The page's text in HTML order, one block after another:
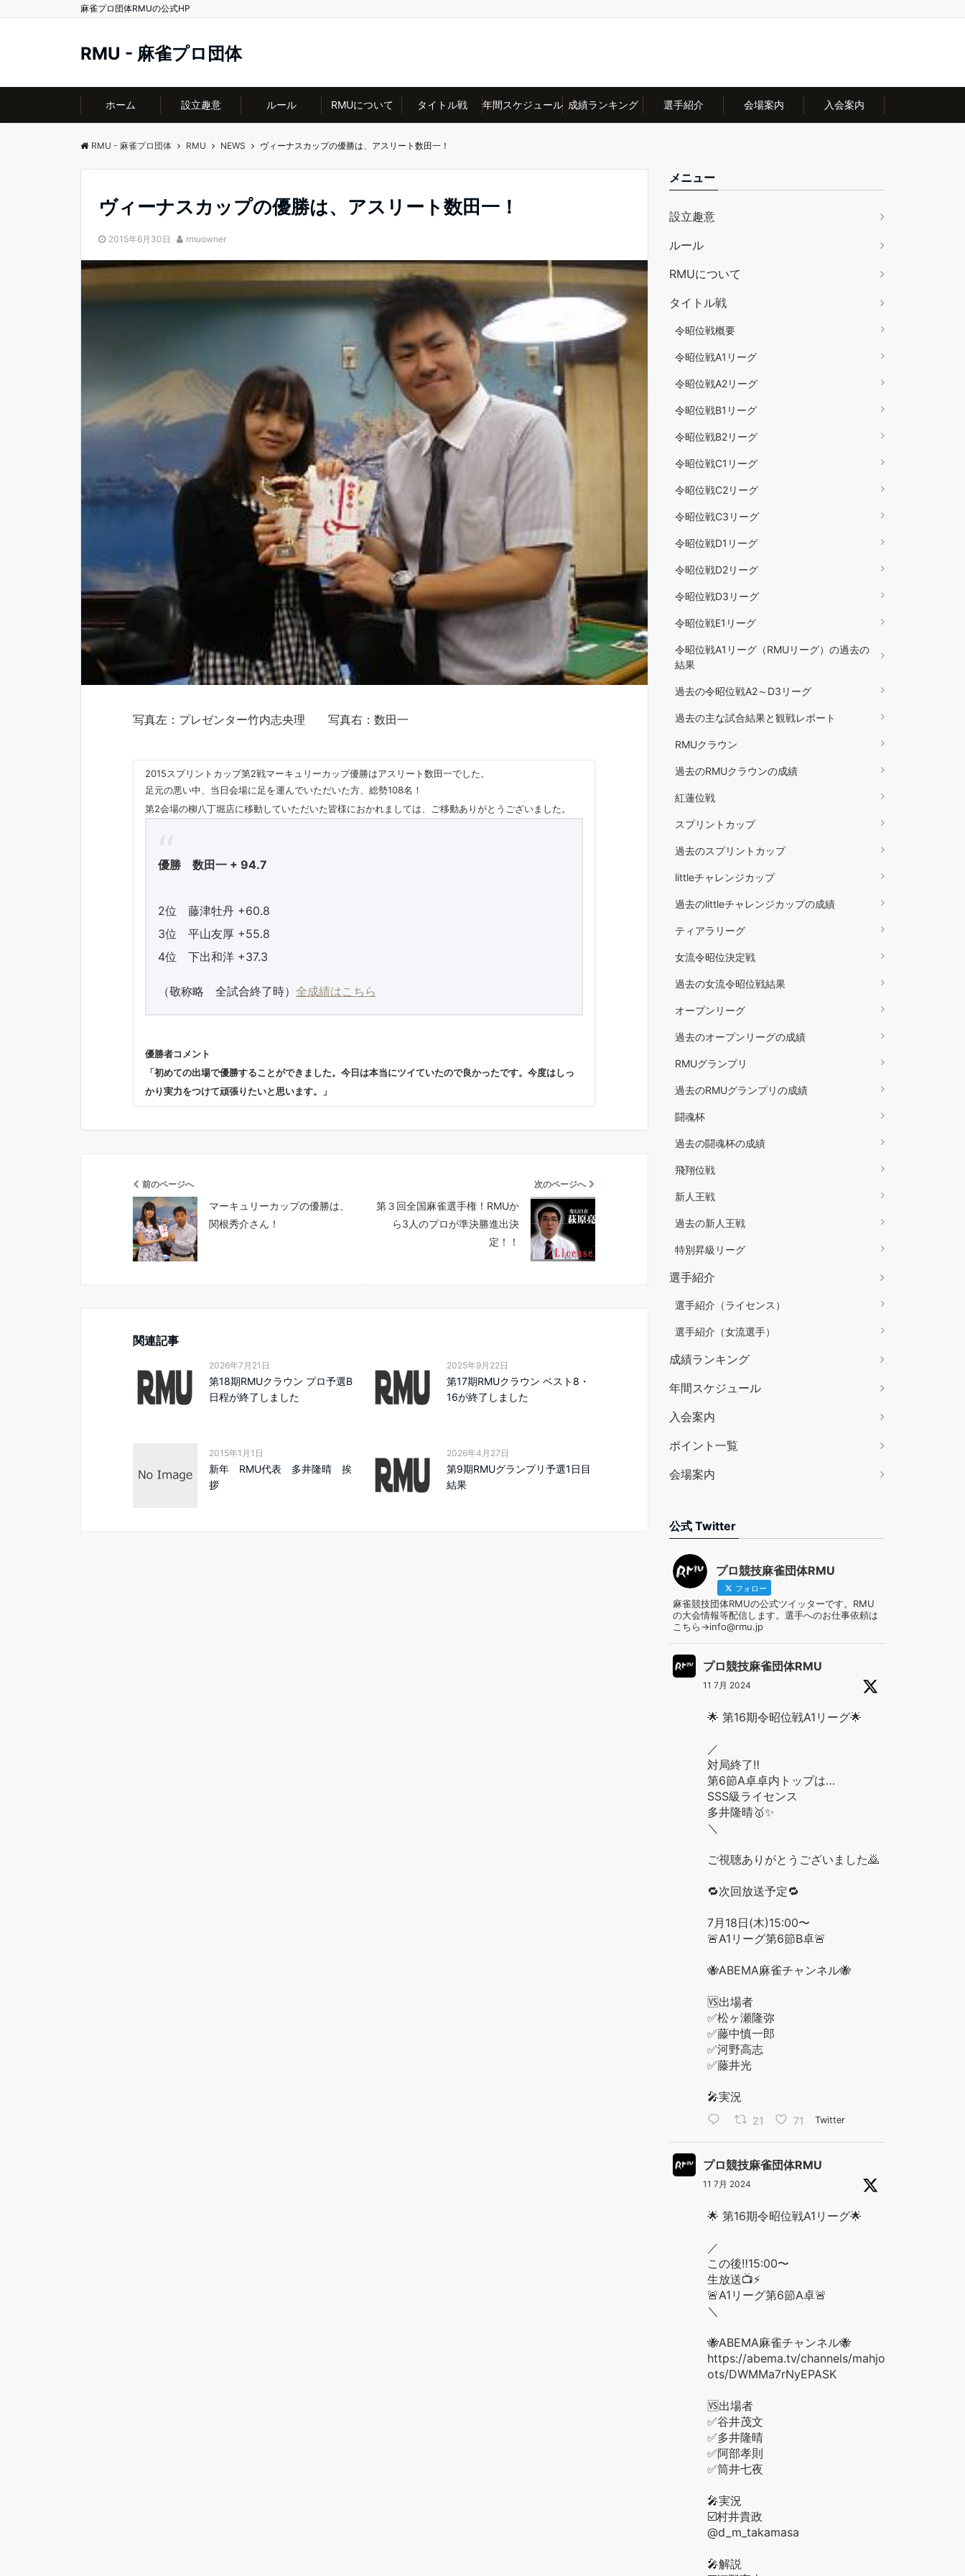
麻雀プロ団体RMUの公式HP
RMU - 麻雀プロ団体
ホーム 設立趣意 ルール RMUについて タイトル戦 年間スケジュール 成績ランキング 選手紹介 会場案内 入会案内
RMU - 麻雀プロ団体 RMU NEWS ヴィーナスカップの優勝は、アスリート数田一！
ヴィーナスカップの優勝は、アスリート数田一！
2015年6月30日 rmuowner
写真左：プレゼンター竹内志央理 写真右：数田一
2015スプリントカップ第2戦マーキュリーカップ優勝はアスリート数田一でした。
足元の悪い中、当日会場に足を運んでいただいた方、総勢108名！
第2会場の柳八丁堀店に移動していただいた皆様におかれましては、ご移動ありがとうございました。
優勝 数田一 + 94.7
2位 藤津牡丹 +60.8
3位 平山友厚 +55.8
4位 下出和洋 +37.3
（敬称略 全試合終了時） 全成績はこちら
優勝者コメント
「初めての出場で優勝することができました。今日は本当にツイていたので良かったです。今度はしっ
かり実力をつけて頑張りたいと思います。」
前のページへ
マーキュリーカップの優勝は、
関根秀介さん！
次のページへ
第３回全国麻雀選手権！RMUか
ら3人のプロが準決勝進出決
定！！
関連記事
2026年7月21日
第18期RMUクラウン プロ予選B
日程が終了しました
2025年9月22日
第17期RMUクラウン ベスト8・
16が終了しました
2015年1月1日
新年 RMU代表 多井隆晴 挨
拶
2026年4月27日
第9期RMUグランプリ予選1日目
結果
メニュー
設立趣意
ルール
RMUについて
タイトル戦
令昭位戦概要
令昭位戦A1リーグ
令昭位戦A2リーグ
令昭位戦B1リーグ
令昭位戦B2リーグ
令昭位戦C1リーグ
令昭位戦C2リーグ
令昭位戦C3リーグ
令昭位戦D1リーグ
令昭位戦D2リーグ
令昭位戦D3リーグ
令昭位戦E1リーグ
令昭位戦A1リーグ（RMUリーグ）の過去の
結果
過去の令昭位戦A2～D3リーグ
過去の主な試合結果と観戦レポート
RMUクラウン
過去のRMUクラウンの成績
紅蓮位戦
スプリントカップ
過去のスプリントカップ
littleチャレンジカップ
過去のlittleチャレンジカップの成績
ティアラリーグ
女流令昭位決定戦
過去の女流令昭位戦結果
オープンリーグ
過去のオープンリーグの成績
RMUグランプリ
過去のRMUグランプリの成績
闘魂杯
過去の闘魂杯の成績
飛翔位戦
新人王戦
過去の新人王戦
特別昇級リーグ
選手紹介
選手紹介（ライセンス）
選手紹介（女流選手）
成績ランキング
年間スケジュール
入会案内
ポイント一覧
会場案内
公式 Twitter
プロ競技麻雀団体RMU
フォロー
麻雀競技団体RMUの公式ツイッターです。RMU
の大会情報等配信します。選手へのお仕事依頼は
こちら→info@rmu.jp
プロ競技麻雀団体RMU
11 7月 2024
🌟 第16期令昭位戦A1リーグ🌟
／
対局終了‼️
第6節A卓卓内トップは…
SSS級ライセンス
多井隆晴🥇✨
＼
ご視聴ありがとうございました🙇
🔁次回放送予定🔁
7月18日(木)15:00〜
🚨A1リーグ第6節B卓🚨
🐝ABEMA麻雀チャンネル🐝
🆚出場者
✅松ヶ瀬隆弥
✅藤中慎一郎
✅河野高志
✅藤井光
🎤実況
21 71 Twitter
プロ競技麻雀団体RMU
11 7月 2024
🌟 第16期令昭位戦A1リーグ🌟
／
この後‼️15:00〜
生放送📺⚡️
🚨A1リーグ第6節A卓🚨
＼
🐝ABEMA麻雀チャンネル🐝
https://abema.tv/channels/mahjong/sl
ots/DWMMa7rNyEPASK
🆚出場者
✅谷井茂文
✅多井隆晴
✅阿部孝則
✅筒井七夜
🎤実況
☑️村井貴政
@d_m_takamasa
🎤解説